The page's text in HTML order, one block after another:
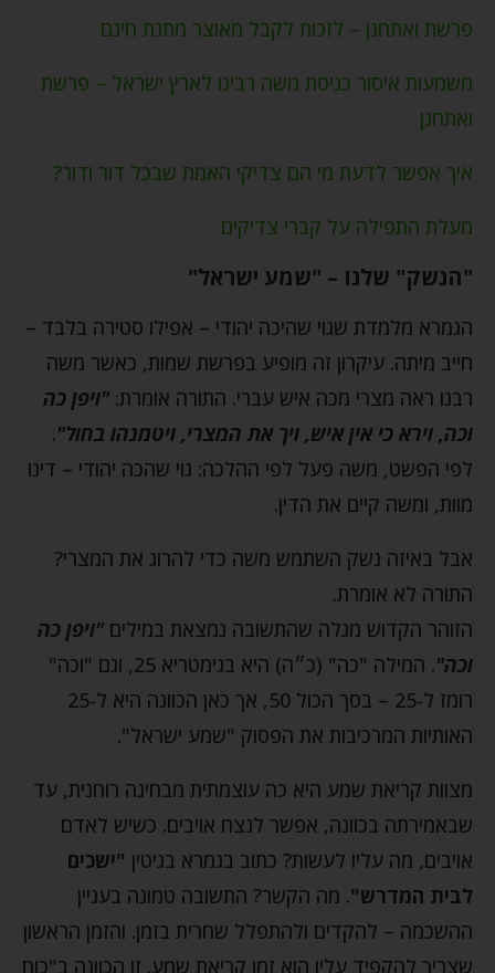
פרשת ואתחנן – לזכות לקבל מאוצר מתנת חינם
משמעות איסור כניסת משה רבינו לארץ ישראל – פרשת
ואתחנן
איך אפשר לדעת מי הם צדיקי האמת שבכל דור ודור?
מעלת התפילה על קברי צדיקים
"הנשק" שלנו – "שמע ישראל"
הגמרא מלמדת שגוי שהיכה יהודי – אפילו סטירה בלבד –
חייב מיתה. עיקרון זה מופיע בפרשת שמות, כאשר משה
רבנו ראה מצרי מכה איש עברי. התורה אומרת: "ויפן כה
וכה, וירא כי אין איש, ויך את המצרי, ויטמנהו בחול".
לפי הפשט, משה פעל לפי ההלכה: גוי שהכה יהודי – דינו
מוות, ומשה קיים את הדין.
אבל באיזה נשק השתמש משה כדי להרוג את המצרי?
התורה לא אומרת.
הזוהר הקדוש מגלה שהתשובה נמצאת במילים "ויפן כה
וכה"
. המילה "כה" (כ״ה) היא בגימטריא 25, וגם "וכה"
רומז ל-25 – בסך הכול 50, אך כאן הכוונה היא ל-25
האותיות המרכיבות את הפסוק "שמע ישראל".
מצוות קריאת שמע היא כה עוצמתית מבחינה רוחנית, עד
שבאמירתה בכוונה, אפשר לנצח אויבים. כשיש לאדם
אויבים, מה עליו לעשות? כתוב בגמרא בגיטין "ישכים
לבית המדרש". מה הקשר? התשובה טמונה בעניין
ההשכמה – להקדים ולהתפלל שחרית בזמן. והזמן הראשון
שצריך להקפיד עליו הוא זמן קריאת שמע. זו הכוונה ב"כוח